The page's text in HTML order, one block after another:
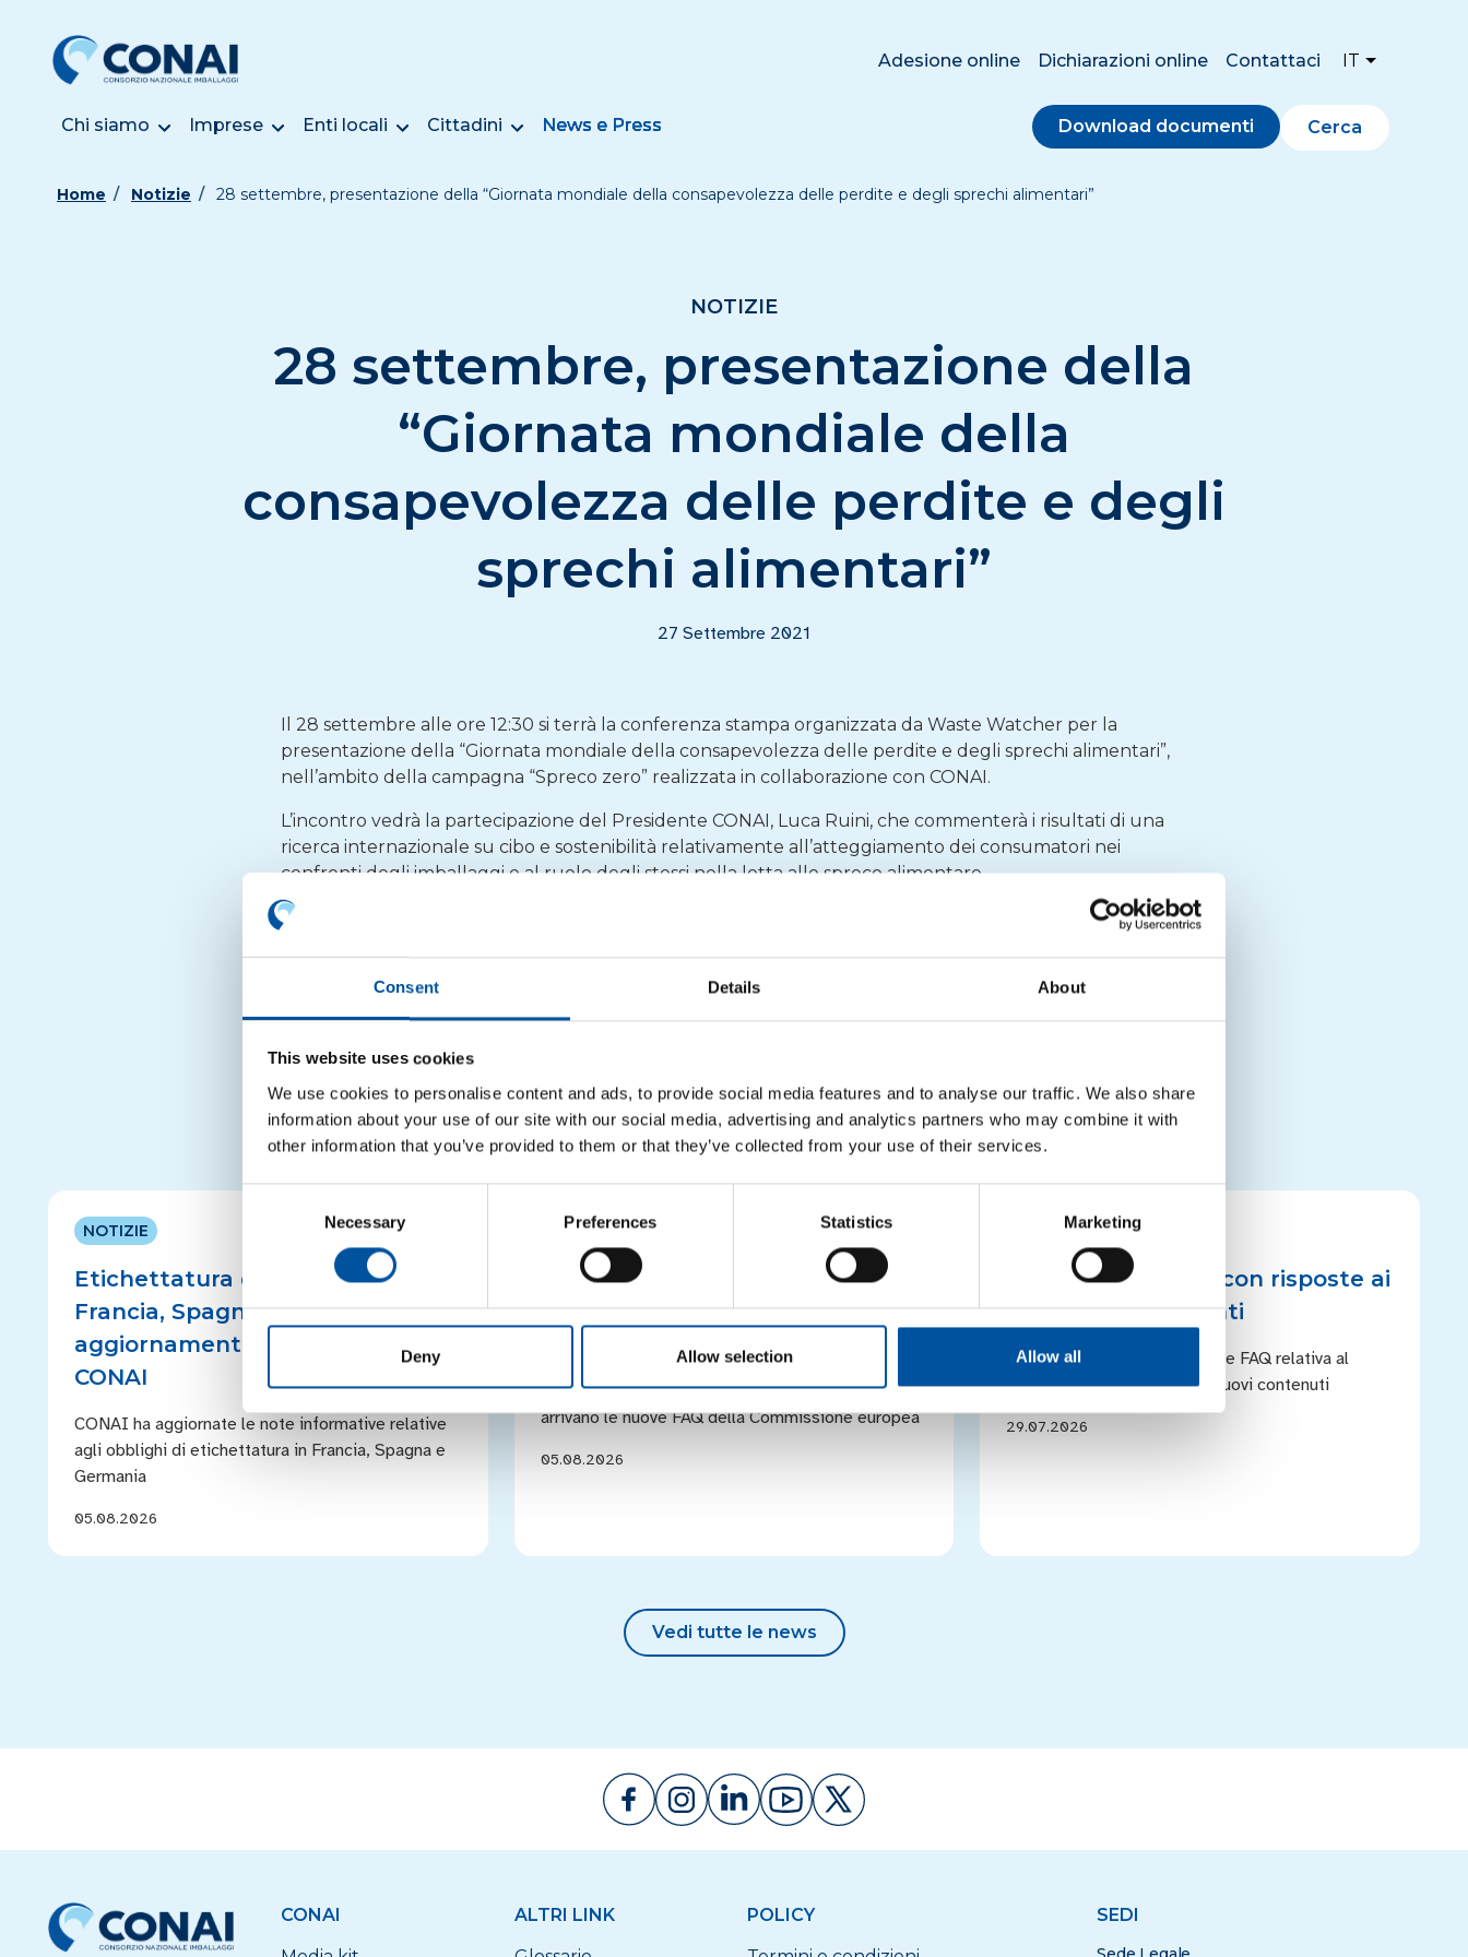
Consent Details About
This website uses cookies
We use cookies to personalise content and ads, to provide social media features and to analyse our traffic. We also share
information about your use of our site with our social media, advertising and analytics partners who may combine it with
other information that you’ve provided to them or that they’ve collected from your use of their services.
Consent
Necessary Preferences Statistics Marketing
Deny Allow selection Allow all
Adesione online Dichiarazioni online Contattaci IT
Chi siamo Imprese Enti locali Cittadini News e Press Download documenti Cerca
Home Notizie 28 settembre, presentazione della “Giornata mondiale della consapevolezza delle perdite e degli sprechi alimentari”
NOTIZIE
28 settembre, presentazione della
“Giornata mondiale della
consapevolezza delle perdite e degli
sprechi alimentari”
27 Settembre 2021
Il 28 settembre alle ore 12:30 si terrà la conferenza stampa organizzata da Waste Watcher per la
presentazione della “Giornata mondiale della consapevolezza delle perdite e degli sprechi alimentari”,
nell’ambito della campagna “Spreco zero” realizzata in collaborazione con CONAI.
L’incontro vedrà la partecipazione del Presidente CONAI, Luca Ruini, che commenterà i risultati di una
ricerca internazionale su cibo e sostenibilità relativamente all’atteggiamento dei consumatori nei
confronti degli imballaggi e al ruolo degli stessi nella lotta allo spreco alimentare.
Il programma degli interventi:
Per seguire la conferenza in diretta streaming:http://www.stampaestera.org/
ECONOMIA CIRCOLARE
Notizie correlate
NOTIZIE
Etichettatura degli imballaggi in
Francia, Spagna e Germania:
aggiornamenti note informative
CONAI
CONAI ha aggiornate le note informative relative
agli obblighi di etichettatura in Francia, Spagna e
Germania
05.08.2026
NOTIZIE
PPWR: aggiornate le FAQ ufficiali
della Commissione europea in
vista del 12 agosto 2026
A pochi giorni dall’applicazione del Regolamento,
arrivano le nuove FAQ della Commissione europea
05.08.2026
NOTIZIE
Online nuove FAQ con risposte ai
quesiti più frequenti
CONAI ha ampliato la sezione FAQ relativa al
PPWR: aggiornati e inseriti nuovi contenuti
29.07.2026
Vedi tutte le news
CONAI
ALTRI LINK
POLICY
SEDI